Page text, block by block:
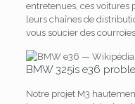
entretenues, ces
leurs chaînes de
vous soucier des
BMW 325is e36
Notre projet M3